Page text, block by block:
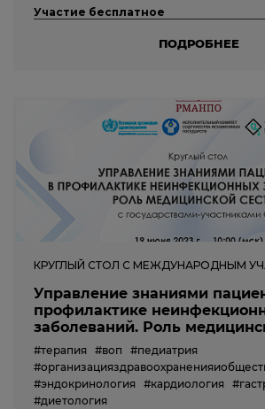
Участие бесплатное
ПОДРОБНЕЕ
КРУГЛЫЙ СТОЛ С МЕЖДУНАРОДНЫМ
Управление знаниями
профилактике
заболеваний. Роль
#терапия #воп
#педиатрия
#эндокринология #кардиология
#диетология